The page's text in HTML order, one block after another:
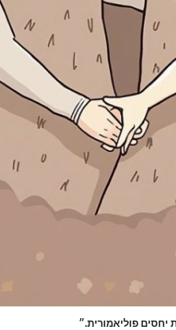
פוליאמורית.״